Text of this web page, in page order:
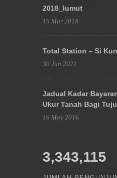
2018_lumut
19 Mar 2018
Total Station – Si
30 Jun 2021
Jadual Kadar
Ukur Tanah Bagi
16 May 2016
3,343,115